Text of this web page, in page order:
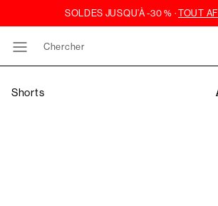
Chercher
Shorts